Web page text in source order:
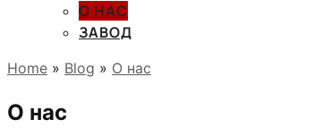
О НАС
ЗАВОД
Home » Blog » О нас
О нас